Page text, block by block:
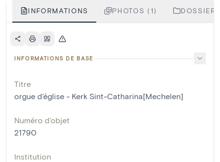
INFORMATIONS PHOTOS (1)
INFORMATIONS DE BASE
Titre
orgue d'église - Kerk Sint-Catharina[Mechelen]
Numéro d'objet
21790
Institution